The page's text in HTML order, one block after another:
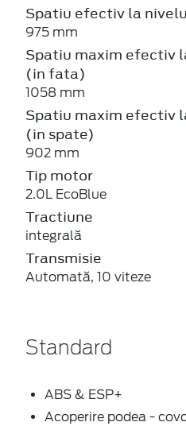
Spatiu efectiv la
975 mm
Spatiu maxim efectiv
(in fata)
1058 mm
Spatiu maxim efectiv
(in spate)
902 mm
Tip motor
2.0L EcoBlue
Tractiune
integrală
Transmisie
Automată, 10 viteze
Standard
ABS & ESP+
Acoperire podea -